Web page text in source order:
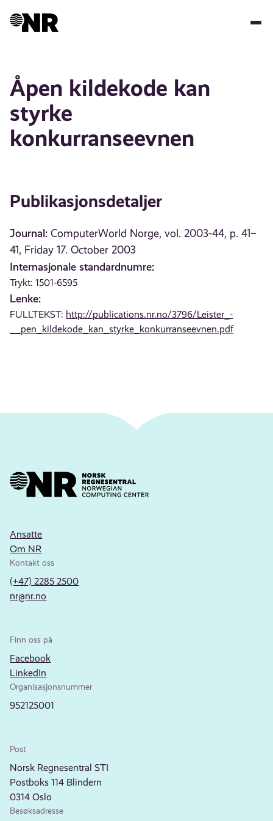
Åpen kildekode kan
styrke
konkurranseevnen
Publikasjonsdetaljer
Journal: ComputerWorld Norge, vol. 2003-44, p. 41–
41, Friday 17. October 2003
Internasjonale standardnumre:
Trykt: 1501-6595
Lenke:
FULLTEKST: http://publications.nr.no/3796/Leister_-
__pen_kildekode_kan_styrke_konkurranseevnen.pdf
Ansatte
Om NR
Kontakt oss
(+47) 2285 2500
nr@nr.no
Finn oss på
Facebook
LinkedIn
Organisasjonsnummer
952125001
Post
Norsk Regnesentral STI
Postboks 114 Blindern
0314 Oslo
Besøksadresse